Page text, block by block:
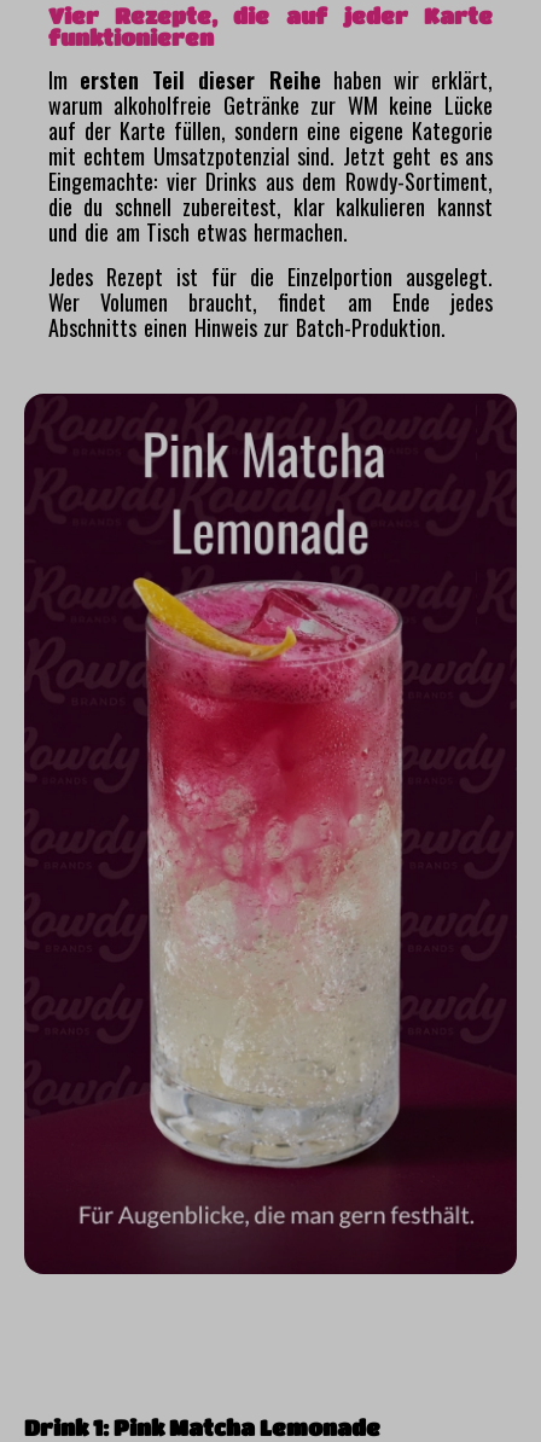
Vier Rezepte, die auf jeder Karte
funktionieren
Im ersten Teil dieser Reihe haben wir erklärt,
warum alkoholfreie Getränke zur WM keine Lücke
auf der Karte füllen, sondern eine eigene Kategorie
mit echtem Umsatzpotenzial sind. Jetzt geht es ans
Eingemachte: vier Drinks aus dem Rowdy-Sortiment,
die du schnell zubereitest, klar kalkulieren kannst
und die am Tisch etwas hermachen.
Jedes Rezept ist für die Einzelportion ausgelegt.
Wer Volumen braucht, findet am Ende jedes
Abschnitts einen Hinweis zur Batch-Produktion.
Drink 1: Pink Matcha Lemonade